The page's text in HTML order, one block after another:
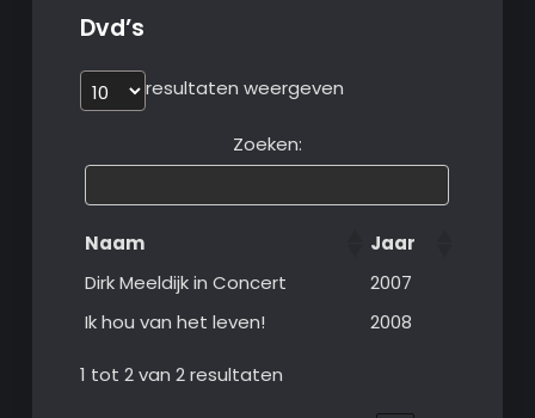
Dvd’s
resultaten weergeven
Zoeken:
Naam
Jaar
Dirk Meeldijk in Concert
2007
Ik hou van het leven!
2008
1 tot 2 van 2 resultaten